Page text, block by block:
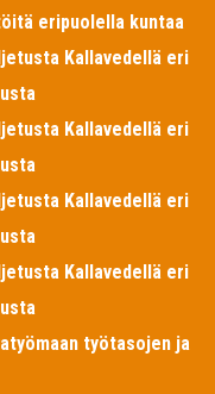
eripuolella kuntaa
Kallavedellä eri
Kallavedellä eri
Kallavedellä eri
Kallavedellä eri
työtasojen ja